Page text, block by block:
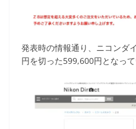
発表時の情報通り、ニコンダ
円を切った599,600円となって